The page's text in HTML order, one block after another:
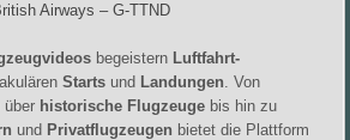
Airways – G-TTND
begeistern Luftfahrt-
Starts und Landungen . Von
über historische Flugzeuge bis hin zu
und Privatflugzeugen bietet die Plattform